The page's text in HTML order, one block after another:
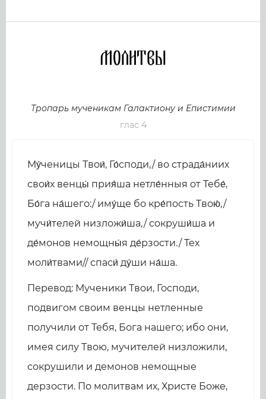
Молитвы
Тропарь мученикам Галактиону и Епистимии
глас 4
Му́ченицы Твои́, Го́споди,/ во страда́ниих
свои́х венцы́ прия́ша нетле́нныя от Тебе́,
Бо́га на́шего:/ иму́ще бо кре́пость Твою́,/
мучи́телей низложи́ша,/ сокруши́ша и
де́монов немощны́я де́рзости./ Тех
моли́твами// спаси́ ду́ши на́ша.
Перевод: Мученики Твои, Господи,
подвигом своим венцы нетленные
получили от Тебя, Бога нашего; ибо они,
имея силу Твою, мучителей низложили,
сокрушили и демонов немощные
дерзости. По молитвам их, Христе Боже,